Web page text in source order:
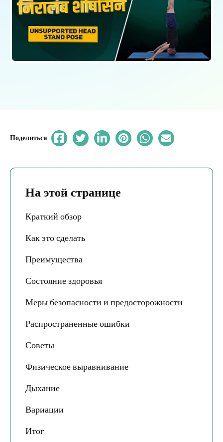
Поделиться
На этой странице
Краткий обзор
Как это сделать
Преимущества
Состояние здоровья
Меры безопасности и предосторожности
Распространенные ошибки
Советы
Физическое выравнивание
Дыхание
Вариации
Итог